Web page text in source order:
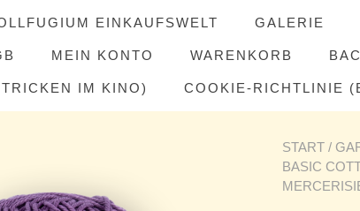
EINKAUFSWELT GALERIE
MEIN KONTO WARENKORB
IM KINO) COOKIE-RICHTLINIE
START /
BASIC